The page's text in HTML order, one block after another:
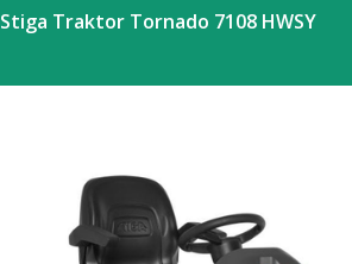
Stiga Traktor Tornado 7108 HWSY